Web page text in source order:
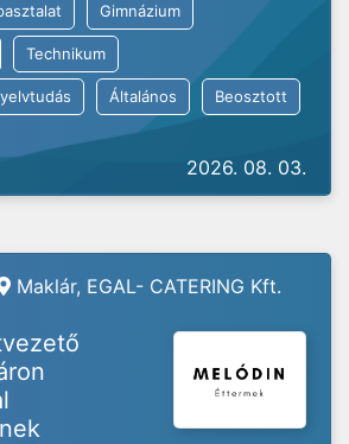
Gimnázium
Technikum
Általános Beosztott
2026. 08. 03.
Maklár, EGAL- CATERING Kft.